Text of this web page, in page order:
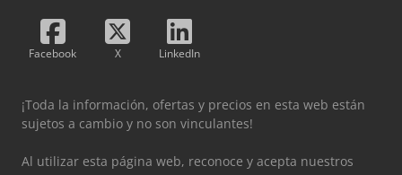
Facebook X LinkedIn
¡Toda la información, ofertas y precios en esta web están
sujetos a cambio y no son vinculantes!
Al utilizar esta página web, reconoce y acepta nuestros